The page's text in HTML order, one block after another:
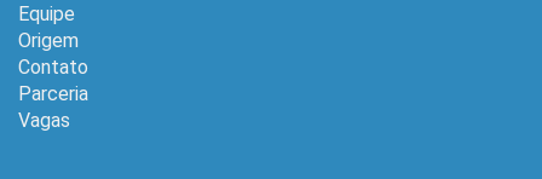
Equipe
Origem
Contato
Parceria
Vagas